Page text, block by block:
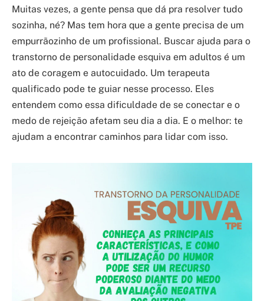
Muitas vezes, a gente pensa que dá pra resolver tudo
sozinha, né? Mas tem hora que a gente precisa de um
empurrãozinho de um profissional. Buscar ajuda para o
transtorno de personalidade esquiva em adultos é um
ato de coragem e autocuidado. Um terapeuta
qualificado pode te guiar nesse processo. Eles
entendem como essa dificuldade de se conectar e o
medo de rejeição afetam seu dia a dia. E o melhor: te
ajudam a encontrar caminhos para lidar com isso.